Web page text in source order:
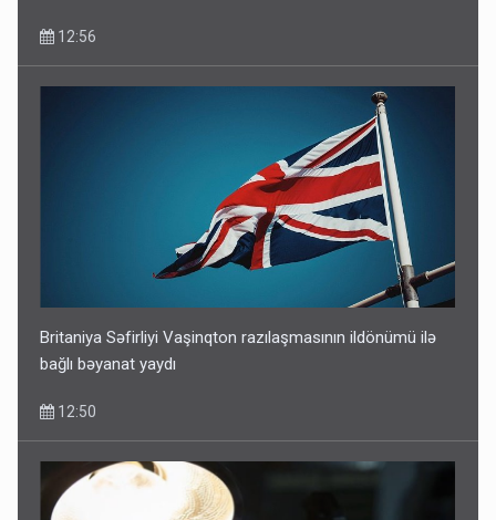
12:56
Britaniya Səfirliyi Vaşinqton razılaşmasının ildönümü ilə
bağlı bəyanat yaydı
12:50